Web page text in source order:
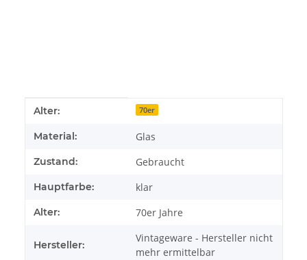
Produkteigenschaft
Wert
Alter: 70er
Material: Glas
Zustand: Gebraucht
Hauptfarbe: klar
Alter: 70er Jahre
Hersteller:
Vintageware - Hersteller nicht
mehr ermittelbar